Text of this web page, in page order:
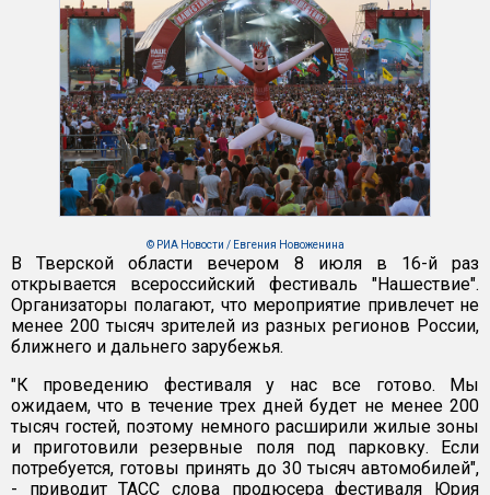
© РИА Новости / Евгения Новоженина
В Тверской области вечером 8 июля в 16-й раз
открывается всероссийский фестиваль "Нашествие".
Организаторы полагают, что мероприятие привлечет не
менее 200 тысяч зрителей из разных регионов России,
ближнего и дальнего зарубежья.
"К проведению фестиваля у нас все готово. Мы
ожидаем, что в течение трех дней будет не менее 200
тысяч гостей, поэтому немного расширили жилые зоны
и приготовили резервные поля под парковку. Если
потребуется, готовы принять до 30 тысяч автомобилей",
- приводит ТАСС слова продюсера фестиваля Юрия